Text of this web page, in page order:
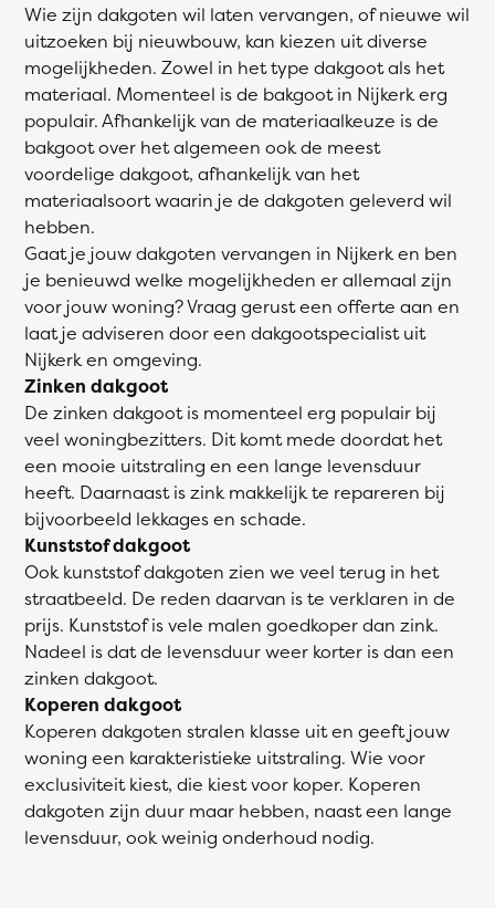
Wie zijn dakgoten wil laten vervangen, of nieuwe wil
uitzoeken bij nieuwbouw, kan kiezen uit diverse
mogelijkheden. Zowel in het type dakgoot als het
materiaal. Momenteel is de bakgoot in Nijkerk erg
populair. Afhankelijk van de materiaalkeuze is de
bakgoot over het algemeen ook de meest
voordelige dakgoot, afhankelijk van het
materiaalsoort waarin je de dakgoten geleverd wil
hebben.
Gaat je jouw dakgoten vervangen in Nijkerk en ben
je benieuwd welke mogelijkheden er allemaal zijn
voor jouw woning? Vraag gerust een offerte aan en
laat je adviseren door een dakgootspecialist uit
Nijkerk en omgeving.
Zinken dakgoot
De zinken dakgoot is momenteel erg populair bij
veel woningbezitters. Dit komt mede doordat het
een mooie uitstraling en een lange levensduur
heeft. Daarnaast is zink makkelijk te repareren bij
bijvoorbeeld lekkages en schade.
Kunststof dakgoot
Ook kunststof dakgoten zien we veel terug in het
straatbeeld. De reden daarvan is te verklaren in de
prijs. Kunststof is vele malen goedkoper dan zink.
Nadeel is dat de levensduur weer korter is dan een
zinken dakgoot.
Koperen dakgoot
Koperen dakgoten stralen klasse uit en geeft jouw
woning een karakteristieke uitstraling. Wie voor
exclusiviteit kiest, die kiest voor koper. Koperen
dakgoten zijn duur maar hebben, naast een lange
levensduur, ook weinig onderhoud nodig.